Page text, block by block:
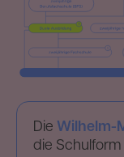
Die Wilhelm-
die